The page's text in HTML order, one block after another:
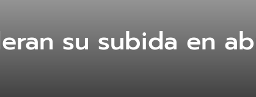
su subida en